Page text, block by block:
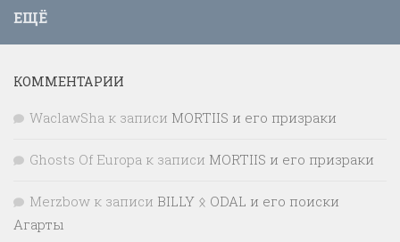
ЕЩЁ
КОММЕНТАРИИ
WaclawSha к записи MORTIIS и его призраки
Ghosts Of Europa к записи MORTIIS и его призраки
Merzbow к записи BILLY ᛟ ODAL и его поиски
Агарты